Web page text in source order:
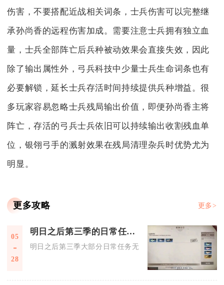
伤害，不要搭配近战相关词条，士兵伤害可以完整继
承孙尚香的远程伤害加成。需要注意士兵拥有独立血
量，士兵全部阵亡后兵种被动效果会直接失效，因此
除了输出属性外，弓兵科技中少量士兵生命词条也有
必要解锁，延长士兵存活时间持续提供兵种增益。很
多玩家容易忽略士兵残局输出价值，即便孙尚香主将
阵亡，存活的弓兵士兵依旧可以持续输出收割残血单
位，银翎弓手的溅射效果在残局清理杂兵时优势尤为
明显。
更多攻略 更多>
05
28
明日之后第三季的日常任务能否通过购买完成
明日之后第三季大部分日常任务无法直接购买完成，仅部分